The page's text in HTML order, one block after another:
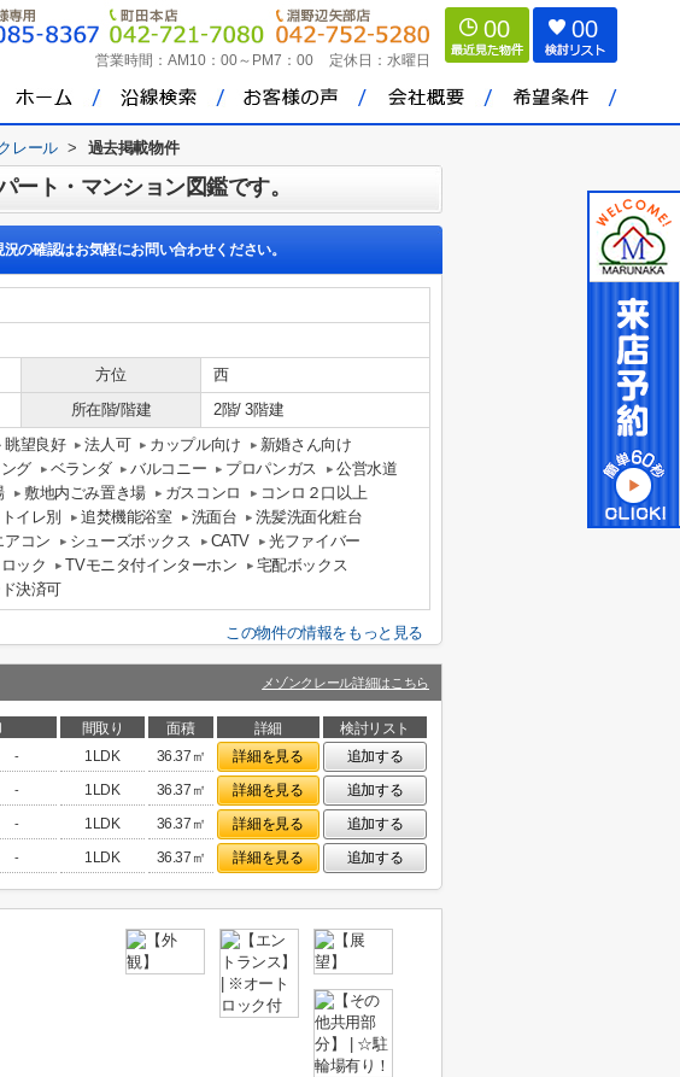
営業時間： AM10：00～PM7：00 定休日： 水曜日
00 00
レール > 過去掲載物件
ト・マンション図鑑です。
況の確認はお気軽にお問い合わせください。
方位
西
所在階/階建 2階/ 3階建
眺望良好 法人可 カップル向け
新婚さん向け
グ ベランダ バルコニー プロパンガス
公営水道
敷地内ごみ置き場 ガスコンロ
コンロ２口以上
イレ別 追焚機能浴室 洗面台
洗髪洗面化粧台
アコン シューズボックス CATV
光ファイバー
ック TVモニタ付インターホン
宅配ボックス
決済可
この物件の情報をもっと見る
メゾンクレール詳細はこちら
間取り 面積 詳細
検討リスト
- 1LDK 36.37㎡ 詳細を見る
追加する
- 1LDK 36.37㎡ 詳細を見る
追加する
- 1LDK 36.37㎡ 詳細を見る
追加する
- 1LDK 36.37㎡ 詳細を見る 追加する